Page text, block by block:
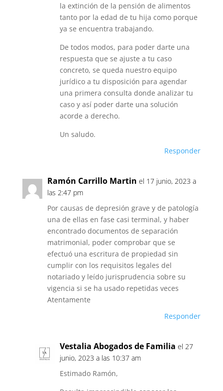
la extinción de la pensión de alimentos
tanto por la edad de tu hija como porque
ya se encuentra trabajando.
De todos modos, para poder darte una
respuesta que se ajuste a tu caso
concreto, se queda nuestro equipo
jurídico a tu disposición para agendar
una primera consulta donde analizar tu
caso y así poder darte una solución
acorde a derecho.
Un saludo.
Responder
Ramón Carrillo Martin el 17 junio, 2023 a
las 2:47 pm
Por causas de depresión grave y de patología
una de ellas en fase casi terminal, y haber
encontrado documentos de separación
matrimonial, poder comprobar que se
efectuó una escritura de propiedad sin
cumplir con los requisitos legales del
notariado y leído jurisprudencia sobre su
vigencia si se ha usado repetidas veces
Atentamente
Responder
Vestalia Abogados de Familia el 27
junio, 2023 a las 10:37 am
Estimado Ramón,